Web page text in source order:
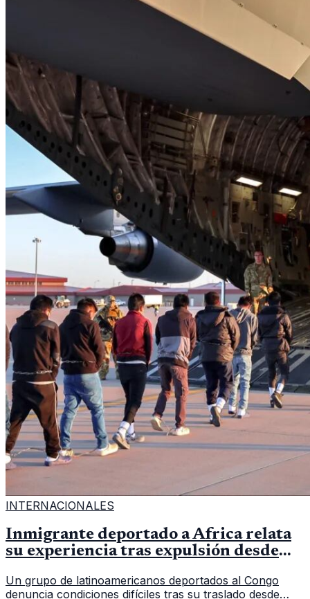
INTERNACIONALES
Inmigrante deportado a África relata
su experiencia tras expulsión desde
Un grupo de latinoamericanos deportados al Congo
denuncia condiciones difíciles tras su traslado desde